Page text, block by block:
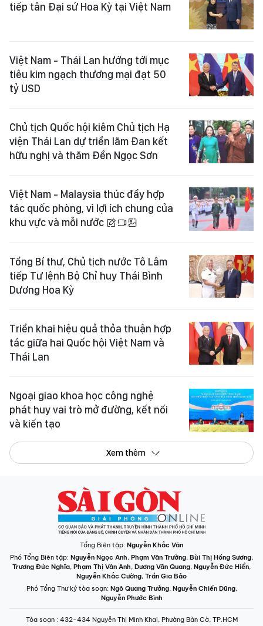
tiếp tân Đại sứ Hoa Kỳ tại Việt Nam
Việt Nam - Thái Lan hướng tới mục
tiêu kim ngạch thương mại đạt 50
tỷ USD
Chủ tịch Quốc hội kiêm Chủ tịch Hạ
viện Thái Lan dự triển lãm Đan kết
hữu nghị và thăm Đền Ngọc Sơn
Việt Nam - Malaysia thúc đẩy hợp
tác quốc phòng, vì lợi ích chung của
khu vực và mỗi nước
Tổng Bí thư, Chủ tịch nước Tô Lâm
tiếp Tư lệnh Bộ Chỉ huy Thái Bình
Dương Hoa Kỳ
Triển khai hiệu quả thỏa thuận hợp
tác giữa hai Quốc hội Việt Nam và
Thái Lan
Ngoại giao khoa học công nghệ
phát huy vai trò mở đường, kết nối
và kiến tạo
Xem thêm
Tổng Biên tập: Nguyễn Khắc Văn
Phó Tổng Biên tập: Nguyễn Ngọc Anh, Phạm Văn Trường, Bùi Thị Hồng Sương,
Trương Đức Nghĩa, Phạm Thị Vân Anh, Dương Văn Quang, Nguyễn Đức Hiển,
Nguyễn Khắc Cường, Trần Gia Bảo
Phó Tổng Thư ký tòa soạn: Ngô Quang Trưởng, Nguyễn Chiến Dũng,
Nguyễn Phước Bình
Tòa soạn : 432-434 Nguyễn Thị Minh Khai, Phường Bàn Cờ, TP.HCM